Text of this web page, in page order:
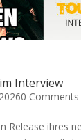
Interview
0 Comments
Release ihres